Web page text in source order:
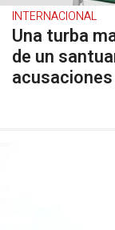
INTERNACIONAL
Una turba
de un